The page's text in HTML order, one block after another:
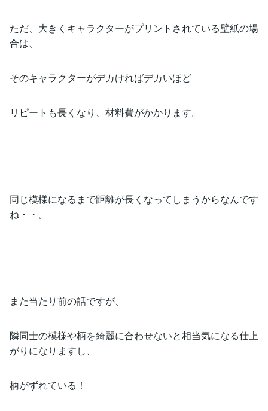
ただ、大きくキャラクターがプリントされている壁紙の場
合は、
そのキャラクターがデカければデカいほど
リピートも長くなり、材料費がかかります。
同じ模様になるまで距離が長くなってしまうからなんです
ね・・。
また当たり前の話ですが、
隣同士の模様や柄を綺麗に合わせないと相当気になる仕上
がりになりますし、
柄がずれている！